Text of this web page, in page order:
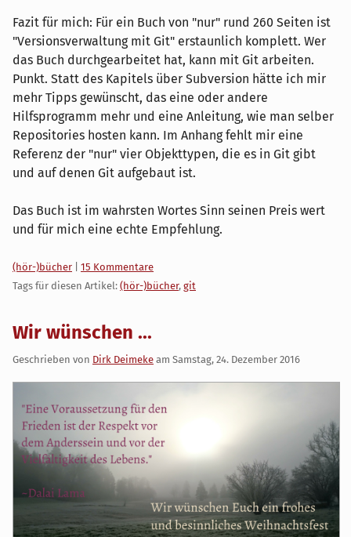
Fazit für mich: Für ein Buch von "nur" rund 260 Seiten ist
"Versionsverwaltung mit Git" erstaunlich komplett. Wer
das Buch durchgearbeitet hat, kann mit Git arbeiten.
Punkt. Statt des Kapitels über Subversion hätte ich mir
mehr Tipps gewünscht, das eine oder andere
Hilfsprogramm mehr und eine Anleitung, wie man selber
Repositories hosten kann. Im Anhang fehlt mir eine
Referenz der "nur" vier Objekttypen, die es in Git gibt
und auf denen Git aufgebaut ist.
Das Buch ist im wahrsten Wortes Sinn seinen Preis wert
und für mich eine echte Empfehlung.
Kategorien:
(hör-)bücher
15 Kommentare
Tags für diesen Artikel: (hör-)bücher, git
Wir wünschen ...
Geschrieben von Dirk Deimeke am Samstag, 24. Dezember 2016